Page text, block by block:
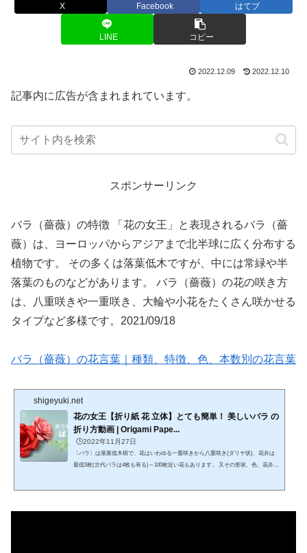
X Facebook はてブ
LINE コピー
2022.12.09 2022.12.10
記事内に広告が含まれまれています。
スポンサーリンク
バラ（薔薇）の特徴 「花の女王」と表現されるバラ（薔
薇）は、ヨーロッパからアジアまで北半球に広く分布する
植物です。 その多くは落葉低木ですが、中には常緑や半
落葉のものなどがあります。 バラ（薔薇）の花の咲き方
は、八重咲きや一重咲き、大輪や小花をたくさん咲かせる
タイプなど多様です。2021/09/18
バラ（薔薇）の花言葉｜種類、特徴、色、本数別の花言葉
shigeyuki.net
花の女王【折り紙 花 立体】とても簡単！ 美しいバラ の
折り方動画 | Origami Pape...
🕒️2022年11月27日
〔バラ〕は落葉低木樹で、花はいわゆる一重咲きから八重咲き(ダリヤ状)、花弁は
最低5枚(古代バラは4枚も有る)～100枚近い花もあります。 又その形状、色、花弁の
簡単なのにとてもキレイです。 折り紙で簡単に作る立体のバラを折ります。ユ